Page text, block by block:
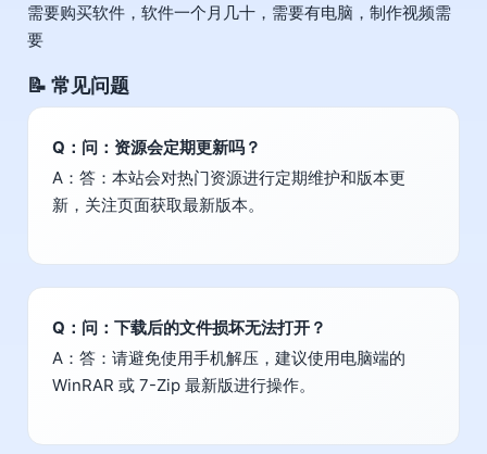
需要购买软件，软件一个月几十，需要有电脑，制作视频需
要
📝 常见问题
Q：问：资源会定期更新吗？
A：答：本站会对热门资源进行定期维护和版本更
新，关注页面获取最新版本。
Q：问：下载后的文件损坏无法打开？
A：答：请避免使用手机解压，建议使用电脑端的
WinRAR 或 7-Zip 最新版进行操作。